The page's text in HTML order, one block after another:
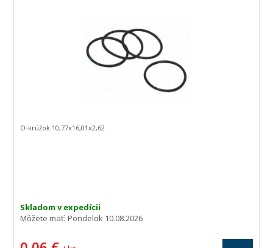
Skladom v expedícii
Môžete mať:Pondelok 10.08.2026
O-krúžok 10,77x16,01x2,62